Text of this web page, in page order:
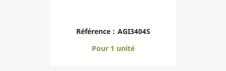
Référence : AGI3404S
Pour 1 unité